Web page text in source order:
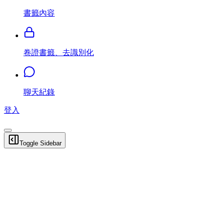
書籤內容
卷證書籤、去識別化
聊天紀錄
登入
Toggle Sidebar